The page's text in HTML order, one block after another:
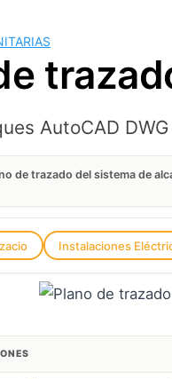
AutoCAD
de trazado del sistema de
Instalaciones